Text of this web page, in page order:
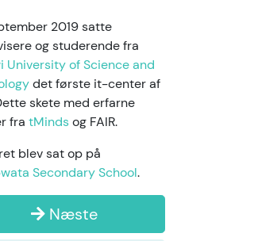
2019 satte
og studerende fra
University of Science and
det første it-center af
skete med erfarne
fra tMindsog FAIR.
blev sat op på
Secondary School.
Næste